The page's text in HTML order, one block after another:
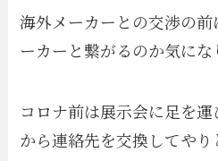
海外メーカーとの交渉の
ーカーと繋がるのか気にな
コロナ前は展示会に足を
から連絡先を交換してやり